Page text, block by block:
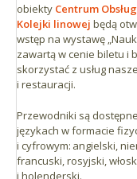
obiekty Centrum
Kolejki linowej będą
wstęp na wystawę
zawartą w cenie biletu i
skorzystać z usług
i restauracji.
Przewodniki są
językach w formacie
i cyfrowym: angielski,
francuski, rosyjski,
i holenderski.